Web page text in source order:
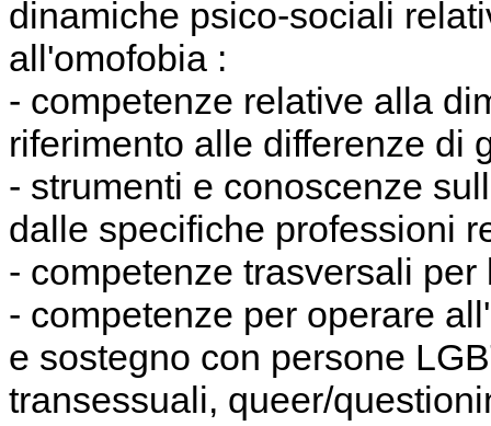
dinamiche psico-sociali
all'omofobia :
- competenze relative alla
riferimento alle differenze di
- strumenti e conoscenze
dalle specifiche professioni
- competenze trasversali
- competenze per operare
e sostegno con persone
transessuali, queer/